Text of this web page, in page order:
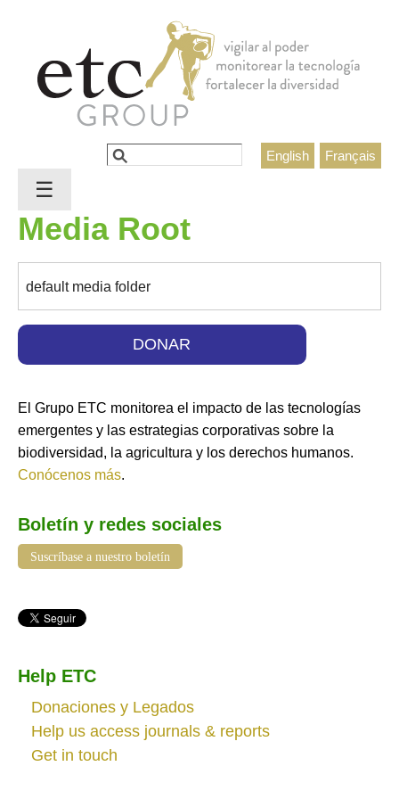
Français
English
Formulario de búsqueda
Buscar
Media Root
default media folder
☰
DONAR
El Grupo ETC monitorea el impacto de las tecnologías
emergentes y las estrategias corporativas sobre la
biodiversidad, la agricultura y los derechos humanos.
Conócenos más.
Boletín y redes sociales
Suscríbase a nuestro boletín
Help ETC
Donaciones y Legados
Help us access journals & reports
Get in touch